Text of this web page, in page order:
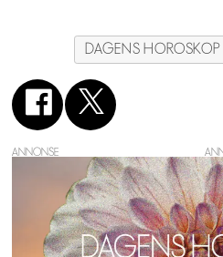
DAGENS HOROSKOP
ANNONSE